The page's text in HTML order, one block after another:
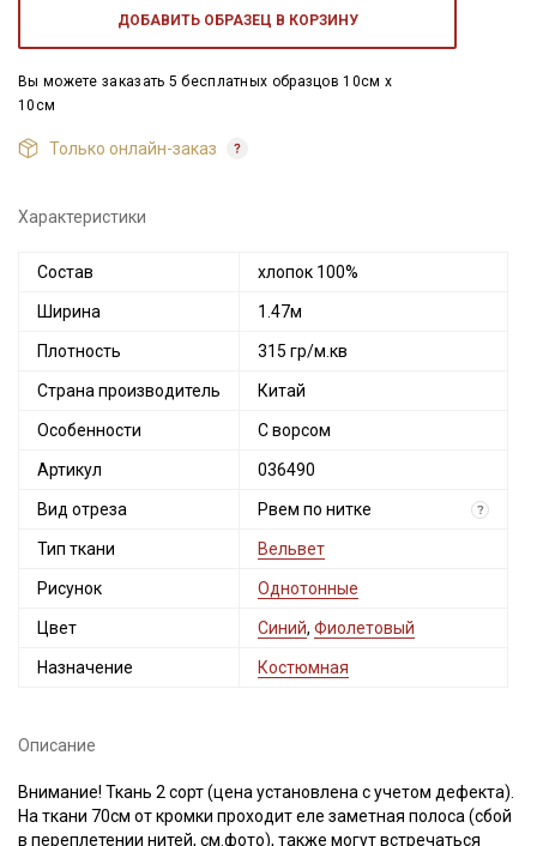
ДОБАВИТЬ ОБРАЗЕЦ В КОРЗИНУ
Вы можете заказать 5 бесплатных образцов 10см x
10см
Только онлайн-заказ
Характеристики
Состав хлопок 100%
Ширина 1.47м
Плотность 315 гр/м.кв
Страна производитель Китай
Особенности С ворсом
Артикул 036490
Вид отреза Рвем по нитке ?
Тип ткани Вельвет
Рисунок Однотонные
Цвет Синий, Фиолетовый
Назначение Костюмная
Описание
Внимание! Ткань 2 сорт (цена установлена с учетом дефекта).
На ткани 70см от кромки проходит еле заметная полоса (сбой
в переплетении нитей, см.фото), также могут встречаться